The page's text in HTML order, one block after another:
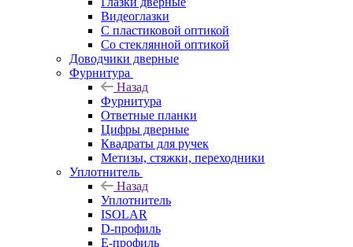
Видеоглазки
С пластиковой оптикой
Со стеклянной оптикой
Доводчики дверные
Фурнитура
Назад
Фурнитура
Ответные планки
Цифры дверные
Квадраты для ручек
Метизы, стяжки, переходники
Уплотнитель
Назад
Уплотнитель
ISOLAR
D-профиль
Е-профиль